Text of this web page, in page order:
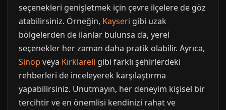
seçenekleri genişletmek için çevre ilçelere de göz
atabilirsiniz. Örneğin, Kayseri gibi uzak
bölgelerden de ilanlar bulunsa da, yerel
seçenekler her zaman daha pratik olabilir. Ayrıca,
Sinop veya Kırklareli gibi farklı şehirlerdeki
rehberleri de inceleyerek karşılaştırma
yapabilirsiniz. Unutmayın, her deneyim kişisel bir
tercihtir ve en önemlisi kendinizi rahat ve